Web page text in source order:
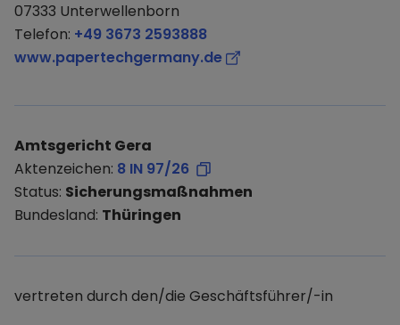
07333 Unterwellenborn
Telefon: +49 3673 2593888
www.papertechgermany.de
Amtsgericht Gera
Aktenzeichen: 8 IN 97/26
Status: Sicherungsmaßnahmen
Bundesland: Thüringen
vertreten durch den/die Geschäftsführer/-in